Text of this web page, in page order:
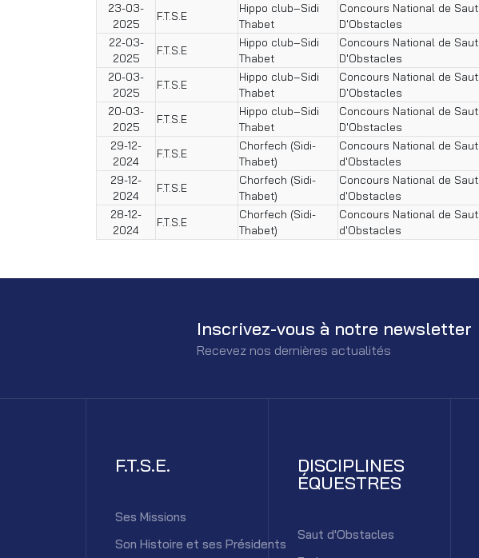
23-03-
2025
F.T.S.E
Hippo club–Sidi
Thabet
Concours National de Saut
D'Obstacles
22-03-
2025
F.T.S.E
Hippo club–Sidi
Thabet
Concours National de Saut
D'Obstacles
20-03-
2025
F.T.S.E
Hippo club–Sidi
Thabet
Concours National de Saut
D'Obstacles
20-03-
2025
F.T.S.E
Hippo club–Sidi
Thabet
Concours National de Saut
D'Obstacles
29-12-
2024
F.T.S.E
Chorfech (Sidi-
Thabet)
Concours National de Saut
d'Obstacles
29-12-
2024
F.T.S.E
Chorfech (Sidi-
Thabet)
Concours National de Saut
d'Obstacles
28-12-
2024
F.T.S.E
Chorfech (Sidi-
Thabet)
Concours National de Saut
d'Obstacles
Inscrivez-vous à notre newsletter
Recevez nos dernières actualités
F.T.S.E.
Ses Missions
Son Histoire et ses Présidents
DISCIPLINES
ÉQUESTRES
Saut d'Obstacles